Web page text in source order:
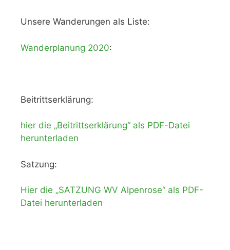
Unsere Wanderungen als Liste:
Wanderplanung 2020:
Beitrittserklärung:
hier die „Beitrittserklärung“ als PDF-Datei
herunterladen
Satzung:
Hier die „SATZUNG WV Alpenrose“ als PDF-
Datei herunterladen